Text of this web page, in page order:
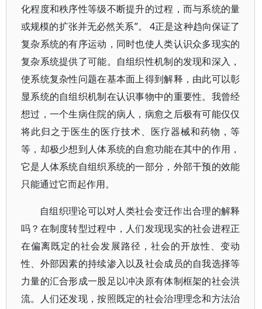
化程度和秩序性等级不断提升的过程，而与系统的量
或规模的扩张并无必然关系”。 4正是这种趋向保证了
复杂系统的有序运动，同时也使人类认识众多现实的
复杂系统提供了可能。自组织性机制的发现和深入，
使系统复杂性问题在基本面上得到解释，由此可以彰
显系统的自组织机制在认识事物中的重要性。我曾经
想过，一个生病住院的病人，病愈之后极有可能仅仅
将此归之于医生的医疗技术、医疗器械和药物，等
等，却极少想到人体系统的自愈功能在其中的作用，
它是人体系统自组织系统的一部分，外部干预的效能
只能通过它而起作用。
自组织理论可以对人类社会变迁作出合理的解释
吗？在制度转型过程中，人们发现现实的社会进程正
在偏离既定的社会发展路径，社会的开放性、变动
性、外部因素的持续渗入以及社会成员的自我选择等
力量的汇合形成一股足以冲决原有体制框架的社会洪
流。人们还发现，按照既定的社会治理理念和方法治